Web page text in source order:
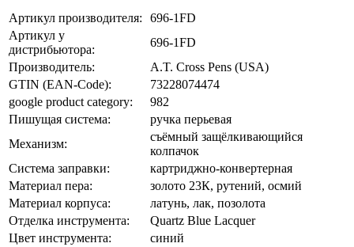
Артикул производителя:
696-1FD
Артикул у
дистрибьютора:
696-1FD
Производитель:
A.T. Cross Pens (USA)
GTIN (EAN-Code):
73228074474
google product category:
982
Пишущая система:
ручка перьевая
Механизм:
съёмный защёлкивающийся
колпачок
Система заправки:
картриджно-конвертерная
Материал пера:
золото 23К, рутений, осмий
Материал корпуса:
латунь, лак, позолота
Отделка инструмента:
Quartz Blue Lacquer
Цвет инструмента:
синий